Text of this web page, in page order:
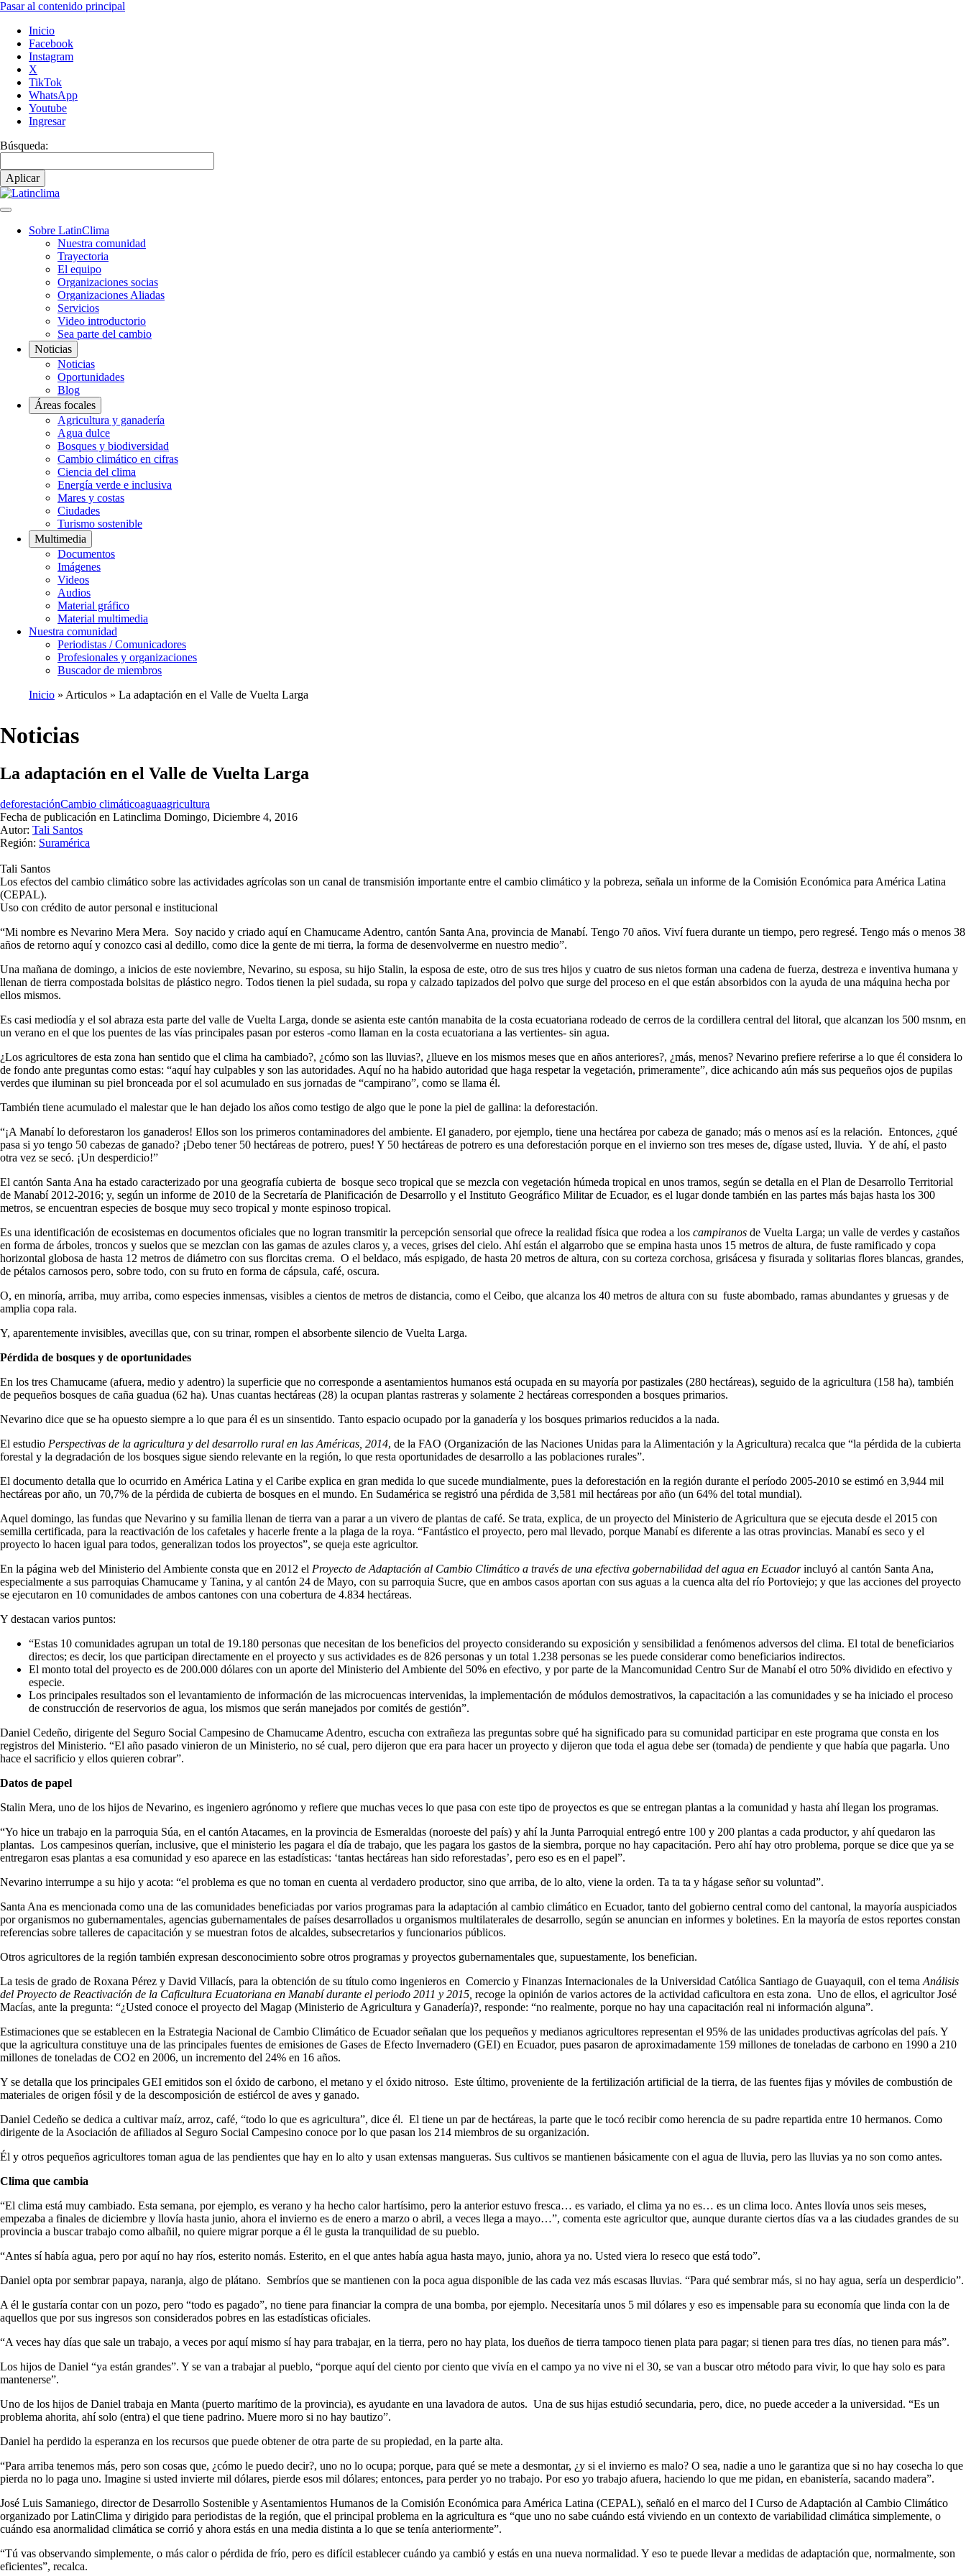
Pasar al contenido principal
Inicio
Facebook
Instagram
X
TikTok
WhatsApp
Youtube
Ingresar
Búsqueda:
Navegación
Sobre LatinClima
Nuestra comunidad
Trayectoria
El equipo
Organizaciones socias
Organizaciones Aliadas
Servicios
Video introductorio
Sea parte del cambio
Noticias
Noticias
Oportunidades
Blog
Áreas focales
Agricultura y ganadería
Agua dulce
Bosques y biodiversidad
Cambio climático en cifras
Ciencia del clima
Energía verde e inclusiva
Mares y costas
Ciudades
Turismo sostenible
Multimedia
Documentos
Imágenes
Videos
Audios
Material gráfico
Material multimedia
Nuestra comunidad
Periodistas / Comunicadores
Profesionales y organizaciones
Buscador de miembros
de
Inicio Articulos La adaptación en el Valle de Vuelta Larga
Noticias
La adaptación en el Valle de Vuelta Larga
deforestaciónCambio climáticoaguaagricultura
Fecha de publicación en Latinclima Domingo, Diciembre 4, 2016
Autor: Tali Santos
Región: Suramérica
Tali Santos
Los efectos del cambio climático sobre las actividades agrícolas son un canal de transmisión importante entre el cambio climático y la pobreza, señala un informe de la Comisión Económica para América Latina
(CEPAL).
Uso con crédito de autor personal e institucional
“Mi nombre es Nevarino Mera Mera. Soy nacido y criado aquí en Chamucame Adentro, cantón Santa Ana, provincia de Manabí. Tengo 70 años. Viví fuera durante un tiempo, pero regresé. Tengo más o menos 38
años de retorno aquí y conozco casi al dedillo, como dice la gente de mi tierra, la forma de desenvolverme en nuestro medio”.
Una mañana de domingo, a inicios de este noviembre, Nevarino, su esposa, su hijo Stalin, la esposa de este, otro de sus tres hijos y cuatro de sus nietos forman una cadena de fuerza, destreza e inventiva humana y
llenan de tierra compostada bolsitas de plástico negro. Todos tienen la piel sudada, su ropa y calzado tapizados del polvo que surge del proceso en el que están absorbidos con la ayuda de una máquina hecha por
ellos mismos.
Es casi mediodía y el sol abraza esta parte del valle de Vuelta Larga, donde se asienta este cantón manabita de la costa ecuatoriana rodeado de cerros de la cordillera central del litoral, que alcanzan los 500 msnm, en
un verano en el que los puentes de las vías principales pasan por esteros -como llaman en la costa ecuatoriana a las vertientes- sin agua.
¿Los agricultores de esta zona han sentido que el clima ha cambiado?, ¿cómo son las lluvias?, ¿llueve en los mismos meses que en años anteriores?, ¿más, menos? Nevarino prefiere referirse a lo que él considera lo
de fondo ante preguntas como estas: “aquí hay culpables y son las autoridades. Aquí no ha habido autoridad que haga respetar la vegetación, primeramente”, dice achicando aún más sus pequeños ojos de pupilas
verdes que iluminan su piel bronceada por el sol acumulado en sus jornadas de “campirano”, como se llama él.
También tiene acumulado el malestar que le han dejado los años como testigo de algo que le pone la piel de gallina: la deforestación.
“¡A Manabí lo deforestaron los ganaderos! Ellos son los primeros contaminadores del ambiente. El ganadero, por ejemplo, tiene una hectárea por cabeza de ganado; más o menos así es la relación. Entonces, ¿qué
pasa si yo tengo 50 cabezas de ganado? ¡Debo tener 50 hectáreas de potrero, pues! Y 50 hectáreas de potrero es una deforestación porque en el invierno son tres meses de, dígase usted, lluvia. Y de ahí, el pasto
otra vez se secó. ¡Un desperdicio!”
El cantón Santa Ana ha estado caracterizado por una geografía cubierta de bosque seco tropical que se mezcla con vegetación húmeda tropical en unos tramos, según se detalla en el Plan de Desarrollo Territorial
de Manabí 2012-2016; y, según un informe de 2010 de la Secretaría de Planificación de Desarrollo y el Instituto Geográfico Militar de Ecuador, es el lugar donde también en las partes más bajas hasta los 300
metros, se encuentran especies de bosque muy seco tropical y monte espinoso tropical.
Es una identificación de ecosistemas en documentos oficiales que no logran transmitir la percepción sensorial que ofrece la realidad física que rodea a los campiranos de Vuelta Larga; un valle de verdes y castaños
en forma de árboles, troncos y suelos que se mezclan con las gamas de azules claros y, a veces, grises del cielo. Ahí están el algarrobo que se empina hasta unos 15 metros de altura, de fuste ramificado y copa
horizontal globosa de hasta 12 metros de diámetro con sus florcitas crema. O el beldaco, más espigado, de hasta 20 metros de altura, con su corteza corchosa, grisácesa y fisurada y solitarias flores blancas, grandes,
de pétalos carnosos pero, sobre todo, con su fruto en forma de cápsula, café, oscura.
O, en minoría, arriba, muy arriba, como especies inmensas, visibles a cientos de metros de distancia, como el Ceibo, que alcanza los 40 metros de altura con su fuste abombado, ramas abundantes y gruesas y de
amplia copa rala.
Y, aparentemente invisibles, avecillas que, con su trinar, rompen el absorbente silencio de Vuelta Larga.
Pérdida de bosques y de oportunidades
En los tres Chamucame (afuera, medio y adentro) la superficie que no corresponde a asentamientos humanos está ocupada en su mayoría por pastizales (280 hectáreas), seguido de la agricultura (158 ha), también
de pequeños bosques de caña guadua (62 ha). Unas cuantas hectáreas (28) la ocupan plantas rastreras y solamente 2 hectáreas corresponden a bosques primarios.
Nevarino dice que se ha opuesto siempre a lo que para él es un sinsentido. Tanto espacio ocupado por la ganadería y los bosques primarios reducidos a la nada.
El estudio Perspectivas de la agricultura y del desarrollo rural en las Américas, 2014, de la FAO (Organización de las Naciones Unidas para la Alimentación y la Agricultura) recalca que “la pérdida de la cubierta
forestal y la degradación de los bosques sigue siendo relevante en la región, lo que resta oportunidades de desarrollo a las poblaciones rurales”.
El documento detalla que lo ocurrido en América Latina y el Caribe explica en gran medida lo que sucede mundialmente, pues la deforestación en la región durante el período 2005-2010 se estimó en 3,944 mil
hectáreas por año, un 70,7% de la pérdida de cubierta de bosques en el mundo. En Sudamérica se registró una pérdida de 3,581 mil hectáreas por año (un 64% del total mundial).
Aquel domingo, las fundas que Nevarino y su familia llenan de tierra van a parar a un vivero de plantas de café. Se trata, explica, de un proyecto del Ministerio de Agricultura que se ejecuta desde el 2015 con
semilla certificada, para la reactivación de los cafetales y hacerle frente a la plaga de la roya. “Fantástico el proyecto, pero mal llevado, porque Manabí es diferente a las otras provincias. Manabí es seco y el
proyecto lo hacen igual para todos, generalizan todos los proyectos”, se queja este agricultor.
En la página web del Ministerio del Ambiente consta que en 2012 el Proyecto de Adaptación al Cambio Climático a través de una efectiva gobernabilidad del agua en Ecuadorincluyó al cantón Santa Ana,
especialmente a sus parroquias Chamucame y Tanina, y al cantón 24 de Mayo, con su parroquia Sucre, que en ambos casos aportan con sus aguas a la cuenca alta del río Portoviejo; y que las acciones del proyecto
se ejecutaron en 10 comunidades de ambos cantones con una cobertura de 4.834 hectáreas.
Y destacan varios puntos:
“Estas 10 comunidades agrupan un total de 19.180 personas que necesitan de los beneficios del proyecto considerando su exposición y sensibilidad a fenómenos adversos del clima. El total de beneficiarios
directos; es decir, los que participan directamente en el proyecto y sus actividades es de 826 personas y un total 1.238 personas se les puede considerar como beneficiarios indirectos.
El monto total del proyecto es de 200.000 dólares con un aporte del Ministerio del Ambiente del 50% en efectivo, y por parte de la Mancomunidad Centro Sur de Manabí el otro 50% dividido en efectivo y
especie.
Los principales resultados son el levantamiento de información de las microcuencas intervenidas, la implementación de módulos demostrativos, la capacitación a las comunidades y se ha iniciado el proceso
de construcción de reservorios de agua, los mismos que serán manejados por comités de gestión”.
Daniel Cedeño, dirigente del Seguro Social Campesino de Chamucame Adentro, escucha con extrañeza las preguntas sobre qué ha significado para su comunidad participar en este programa que consta en los
registros del Ministerio. “El año pasado vinieron de un Ministerio, no sé cual, pero dijeron que era para hacer un proyecto y dijeron que toda el agua debe ser (tomada) de pendiente y que había que pagarla. Uno
hace el sacrificio y ellos quieren cobrar”.
Datos de papel
Stalin Mera, uno de los hijos de Nevarino, es ingeniero agrónomo y refiere que muchas veces lo que pasa con este tipo de proyectos es que se entregan plantas a la comunidad y hasta ahí llegan los programas.
“Yo hice un trabajo en la parroquia Súa, en el cantón Atacames, en la provincia de Esmeraldas (noroeste del país) y ahí la Junta Parroquial entregó entre 100 y 200 plantas a cada productor, y ahí quedaron las
plantas. Los campesinos querían, inclusive, que el ministerio les pagara el día de trabajo, que les pagara los gastos de la siembra, porque no hay capacitación. Pero ahí hay otro problema, porque se dice que ya se
entregaron esas plantas a esa comunidad y eso aparece en las estadísticas: ‘tantas hectáreas han sido reforestadas’, pero eso es en el papel”.
Nevarino interrumpe a su hijo y acota: “el problema es que no toman en cuenta al verdadero productor, sino que arriba, de lo alto, viene la orden. Ta ta ta y hágase señor su voluntad”.
Santa Ana es mencionada como una de las comunidades beneficiadas por varios programas para la adaptación al cambio climático en Ecuador, tanto del gobierno central como del cantonal, la mayoría auspiciados
por organismos no gubernamentales, agencias gubernamentales de países desarrollados u organismos multilaterales de desarrollo, según se anuncian en informes y boletines. En la mayoría de estos reportes constan
referencias sobre talleres de capacitación y se muestran fotos de alcaldes, subsecretarios y funcionarios públicos.
Otros agricultores de la región también expresan desconocimiento sobre otros programas y proyectos gubernamentales que, supuestamente, los benefician.
La tesis de grado de Roxana Pérez y David Villacís, para la obtención de su título como ingenieros en Comercio y Finanzas Internacionales de la Universidad Católica Santiago de Guayaquil, con el tema Análisis
del Proyecto de Reactivación de la Caficultura Ecuatoriana en Manabí durante el periodo 2011 y 2015, recoge la opinión de varios actores de la actividad caficultora en esta zona. Uno de ellos, el agricultor José
Macías, ante la pregunta: “¿Usted conoce el proyecto del Magap (Ministerio de Agricultura y Ganadería)?, responde: “no realmente, porque no hay una capacitación real ni información alguna”.
Estimaciones que se establecen en la Estrategia Nacional de Cambio Climático de Ecuador señalan que los pequeños y medianos agricultores representan el 95% de las unidades productivas agrícolas del país. Y
que la agricultura constituye una de las principales fuentes de emisiones de Gases de Efecto Invernadero (GEI) en Ecuador, pues pasaron de aproximadamente 159 millones de toneladas de carbono en 1990 a 210
millones de toneladas de CO2 en 2006, un incremento del 24% en 16 años.
Y se detalla que los principales GEI emitidos son el óxido de carbono, el metano y el óxido nitroso. Este último, proveniente de la fertilización artificial de la tierra, de las fuentes fijas y móviles de combustión de
materiales de origen fósil y de la descomposición de estiércol de aves y ganado.
Daniel Cedeño se dedica a cultivar maíz, arroz, café, “todo lo que es agricultura”, dice él. El tiene un par de hectáreas, la parte que le tocó recibir como herencia de su padre repartida entre 10 hermanos. Como
dirigente de la Asociación de afiliados al Seguro Social Campesino conoce por lo que pasan los 214 miembros de su organización.
Él y otros pequeños agricultores toman agua de las pendientes que hay en lo alto y usan extensas mangueras. Sus cultivos se mantienen básicamente con el agua de lluvia, pero las lluvias ya no son como antes.
Clima que cambia
“El clima está muy cambiado. Esta semana, por ejemplo, es verano y ha hecho calor hartísimo, pero la anterior estuvo fresca… es variado, el clima ya no es… es un clima loco. Antes llovía unos seis meses,
empezaba a finales de diciembre y llovía hasta junio, ahora el invierno es de enero a marzo o abril, a veces llega a mayo…”, comenta este agricultor que, aunque durante ciertos días va a las ciudades grandes de su
provincia a buscar trabajo como albañil, no quiere migrar porque a él le gusta la tranquilidad de su pueblo.
“Antes sí había agua, pero por aquí no hay ríos, esterito nomás. Esterito, en el que antes había agua hasta mayo, junio, ahora ya no. Usted viera lo reseco que está todo”.
Daniel opta por sembrar papaya, naranja, algo de plátano. Sembríos que se mantienen con la poca agua disponible de las cada vez más escasas lluvias. “Para qué sembrar más, si no hay agua, sería un desperdicio”.
A él le gustaría contar con un pozo, pero “todo es pagado”, no tiene para financiar la compra de una bomba, por ejemplo. Necesitaría unos 5 mil dólares y eso es impensable para su economía que linda con la de
aquellos que por sus ingresos son considerados pobres en las estadísticas oficiales.
“A veces hay días que sale un trabajo, a veces por aquí mismo sí hay para trabajar, en la tierra, pero no hay plata, los dueños de tierra tampoco tienen plata para pagar; si tienen para tres días, no tienen para más”.
Los hijos de Daniel “ya están grandes”. Y se van a trabajar al pueblo, “porque aquí del ciento por ciento que vivía en el campo ya no vive ni el 30, se van a buscar otro método para vivir, lo que hay solo es para
mantenerse”.
Uno de los hijos de Daniel trabaja en Manta (puerto marítimo de la provincia), es ayudante en una lavadora de autos. Una de sus hijas estudió secundaria, pero, dice, no puede acceder a la universidad. “Es un
problema ahorita, ahí solo (entra) el que tiene padrino. Muere moro si no hay bautizo”.
Daniel ha perdido la esperanza en los recursos que puede obtener de otra parte de su propiedad, en la parte alta.
“Para arriba tenemos más, pero son cosas que, ¿cómo le puedo decir?, uno no lo ocupa; porque, para qué se mete a desmontar, ¿y si el invierno es malo? O sea, nadie a uno le garantiza que si no hay cosecha lo que
pierda no lo paga uno. Imagine si usted invierte mil dólares, pierde esos mil dólares; entonces, para perder yo no trabajo. Por eso yo trabajo afuera, haciendo lo que me pidan, en ebanistería, sacando madera”.
José Luis Samaniego, director de Desarrollo Sostenible y Asentamientos Humanos de la Comisión Económica para América Latina (CEPAL), señaló en el marco del I Curso de Adaptación al Cambio Climático
organizado por LatinClima y dirigido para periodistas de la región, que el principal problema en la agricultura es “que uno no sabe cuándo está viviendo en un contexto de variabilidad climática simplemente, o
cuándo esa anormalidad climática se corrió y ahora estás en una media distinta a lo que se tenía anteriormente”.
“Tú vas observando simplemente, o más calor o pérdida de frío, pero es difícil establecer cuándo ya cambió y estás en una nueva normalidad. Y eso te puede llevar a medidas de adaptación que, normalmente, son
eficientes”, recalca.